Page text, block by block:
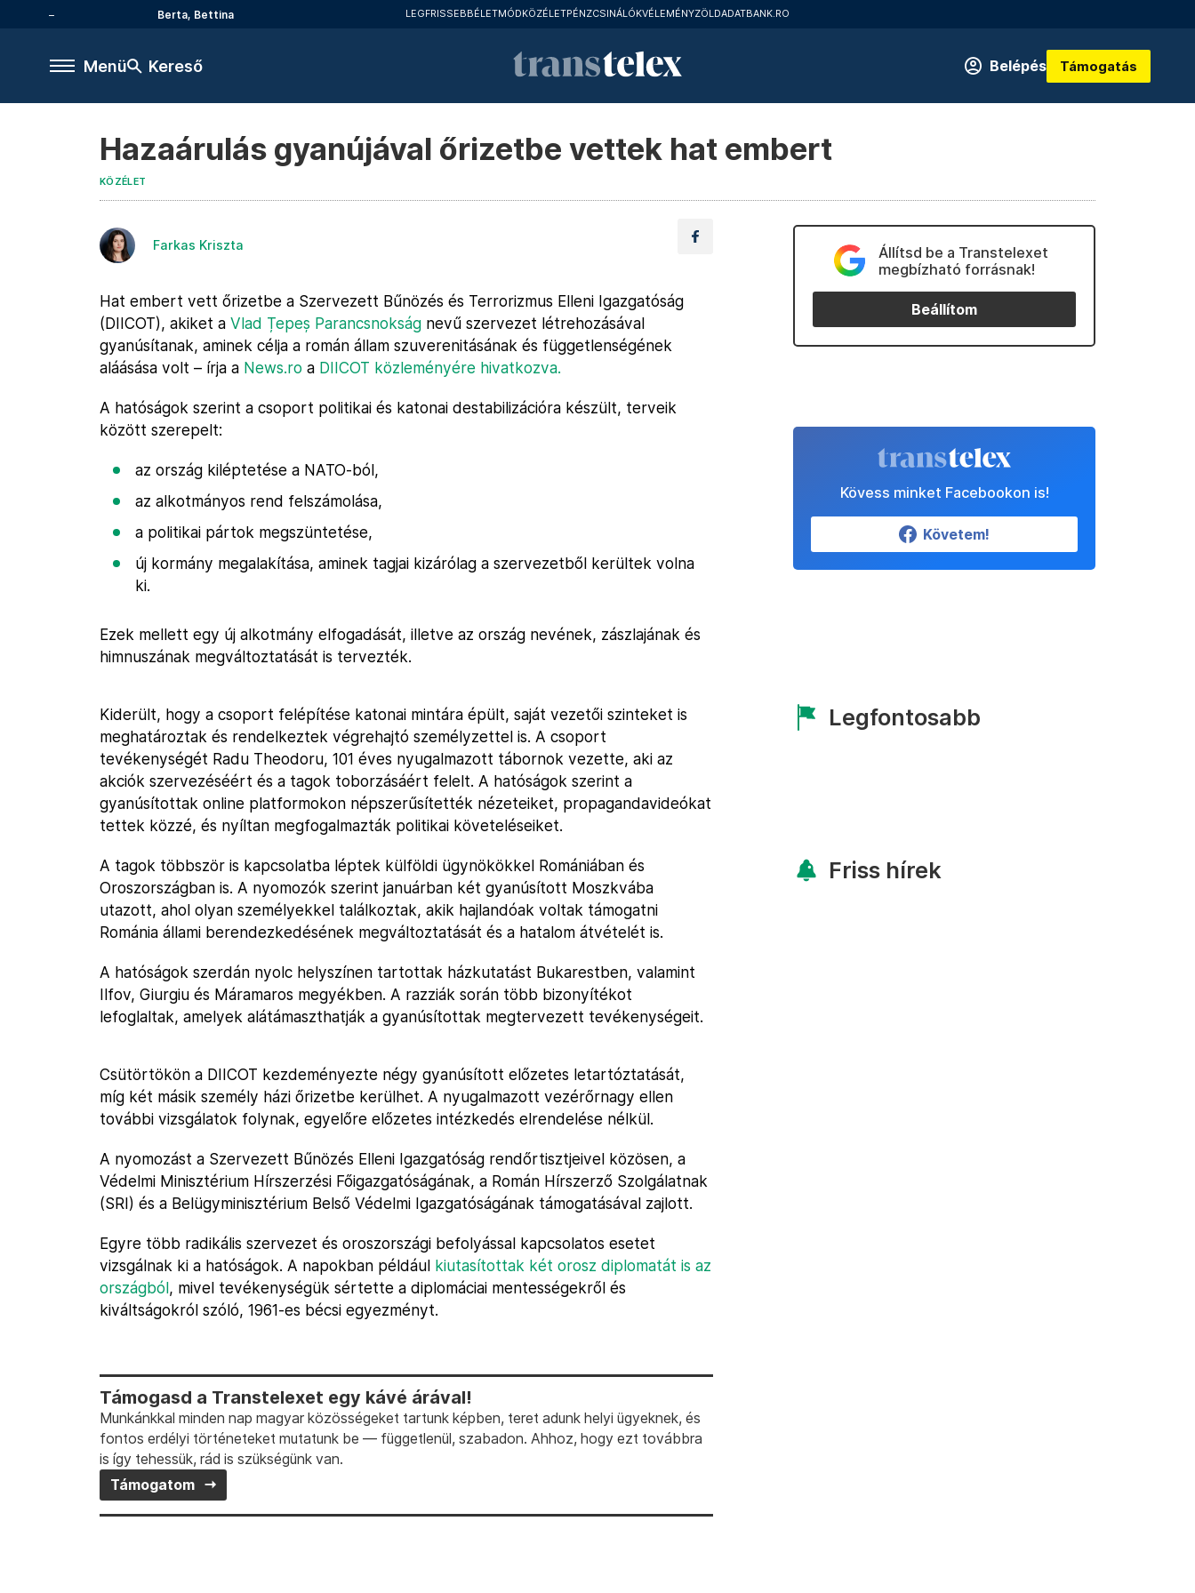
Berta, Bettina LEGFRISSEBBÉLETMÓDKÖZÉLETPÉNZCSINÁLÓKVÉLEMÉNYZÖLDADATBANK.RO
Menü Kereső Belépés Támogatás
Hazaárulás gyanújával őrizetbe vettek hat embert
KÖZÉLET
Farkas Kriszta
Hat embert vett őrizetbe a Szervezett Bűnözés és Terrorizmus Elleni Igazgatóság
(DIICOT), akiket a Vlad Țepeș Parancsnokság nevű szervezet létrehozásával
gyanúsítanak, aminek célja a román állam szuverenitásának és függetlenségének
aláásása volt – írja a News.ro a DIICOT közleményére hivatkozva.
A hatóságok szerint a csoport politikai és katonai destabilizációra készült, terveik
között szerepelt:
az ország kiléptetése a NATO-ból,
az alkotmányos rend felszámolása,
a politikai pártok megszüntetése,
új kormány megalakítása, aminek tagjai kizárólag a szervezetből kerültek volna
ki.
Ezek mellett egy új alkotmány elfogadását, illetve az ország nevének, zászlajának és
himnuszának megváltoztatását is tervezték.
Kiderült, hogy a csoport felépítése katonai mintára épült, saját vezetői szinteket is
meghatároztak és rendelkeztek végrehajtó személyzettel is. A csoport
tevékenységét Radu Theodoru, 101 éves nyugalmazott tábornok vezette, aki az
akciók szervezéséért és a tagok toborzásáért felelt. A hatóságok szerint a
gyanúsítottak online platformokon népszerűsítették nézeteiket, propagandavideókat
tettek közzé, és nyíltan megfogalmazták politikai követeléseiket.
A tagok többször is kapcsolatba léptek külföldi ügynökökkel Romániában és
Oroszországban is. A nyomozók szerint januárban két gyanúsított Moszkvába
utazott, ahol olyan személyekkel találkoztak, akik hajlandóak voltak támogatni
Románia állami berendezkedésének megváltoztatását és a hatalom átvételét is.
A hatóságok szerdán nyolc helyszínen tartottak házkutatást Bukarestben, valamint
Ilfov, Giurgiu és Máramaros megyékben. A razziák során több bizonyítékot
lefoglaltak, amelyek alátámaszthatják a gyanúsítottak megtervezett tevékenységeit.
Csütörtökön a DIICOT kezdeményezte négy gyanúsított előzetes letartóztatását,
míg két másik személy házi őrizetbe kerülhet. A nyugalmazott vezérőrnagy ellen
további vizsgálatok folynak, egyelőre előzetes intézkedés elrendelése nélkül.
A nyomozást a Szervezett Bűnözés Elleni Igazgatóság rendőrtisztjeivel közösen, a
Védelmi Minisztérium Hírszerzési Főigazgatóságának, a Román Hírszerző Szolgálatnak
(SRI) és a Belügyminisztérium Belső Védelmi Igazgatóságának támogatásával zajlott.
Egyre több radikális szervezet és oroszországi befolyással kapcsolatos esetet
vizsgálnak ki a hatóságok. A napokban például kiutasítottak két orosz diplomatát is az
országból, mivel tevékenységük sértette a diplomáciai mentességekről és
kiváltságokról szóló, 1961-es bécsi egyezményt.
Támogasd a Transtelexet egy kávé árával!
Munkánkkal minden nap magyar közösségeket tartunk képben, teret adunk helyi ügyeknek, és
fontos erdélyi történeteket mutatunk be — függetlenül, szabadon. Ahhoz, hogy ezt továbbra
is így tehessük, rád is szükségünk van.
Támogatom
Állítsd be a Transtelexet
megbízható forrásnak!
Beállítom
Kövess minket Facebookon is!
Követem!
Legfontosabb
Friss hírek